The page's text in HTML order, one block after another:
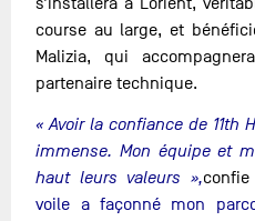
course au large, et
Malizia, qui
partenaire technique.
« Avoir la confiance de 11th
immense. Mon équipe et
haut leurs valeurs »,
voile a façonné mon